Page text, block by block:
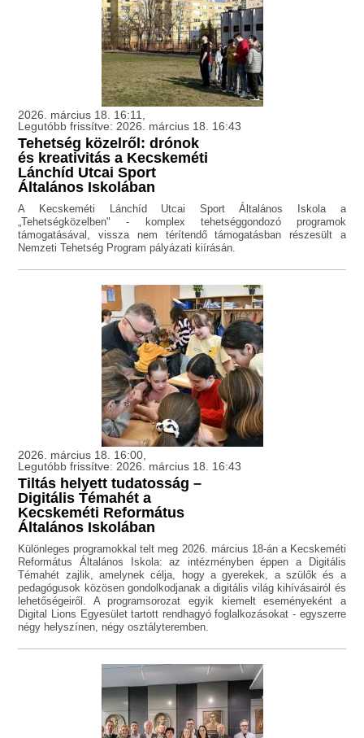
2026. március 18. 16:11,
Legutóbb frissítve: 2026. március 18. 16:43
Tehetség közelről: drónok
és kreativitás a Kecskeméti
Lánchíd Utcai Sport
Általános Iskolában
A Kecskeméti Lánchíd Utcai Sport Általános Iskola a
„Tehetségközelben" - komplex tehetséggondozó programok
támogatásával, vissza nem térítendő támogatásban részesült a
Nemzeti Tehetség Program pályázati kiírásán.
2026. március 18. 16:00,
Legutóbb frissítve: 2026. március 18. 16:43
Tiltás helyett tudatosság –
Digitális Témahét a
Kecskeméti Református
Általános Iskolában
Különleges programokkal telt meg 2026. március 18-án a Kecskeméti
Református Általános Iskola: az intézményben éppen a Digitális
Témahét zajlik, amelynek célja, hogy a gyerekek, a szülők és a
pedagógusok közösen gondolkodjanak a digitális világ kihívásairól és
lehetőségeiről. A programsorozat egyik kiemelt eseményeként a
Digital Lions Egyesület tartott rendhagyó foglalkozásokat - egyszerre
négy helyszínen, négy osztályteremben.